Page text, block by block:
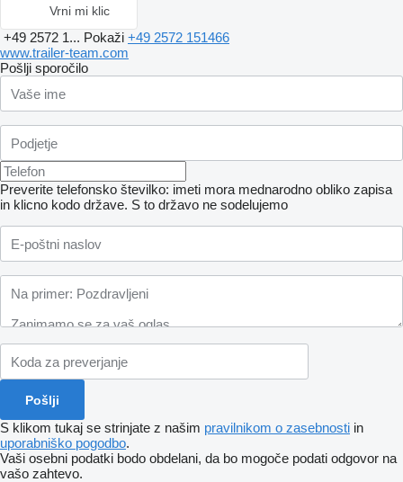
Vrni mi klic
+49 2572 1... Pokaži +49 2572 151466
www.trailer-team.com
Pošlji sporočilo
Preverite telefonsko številko: imeti mora mednarodno obliko zapisa
in klicno kodo države. S to državo ne sodelujemo
S klikom tukaj se strinjate z našim pravilnikom o zasebnosti in
uporabniško pogodbo.
Vaši osebni podatki bodo obdelani, da bo mogoče podati odgovor na
vašo zahtevo.